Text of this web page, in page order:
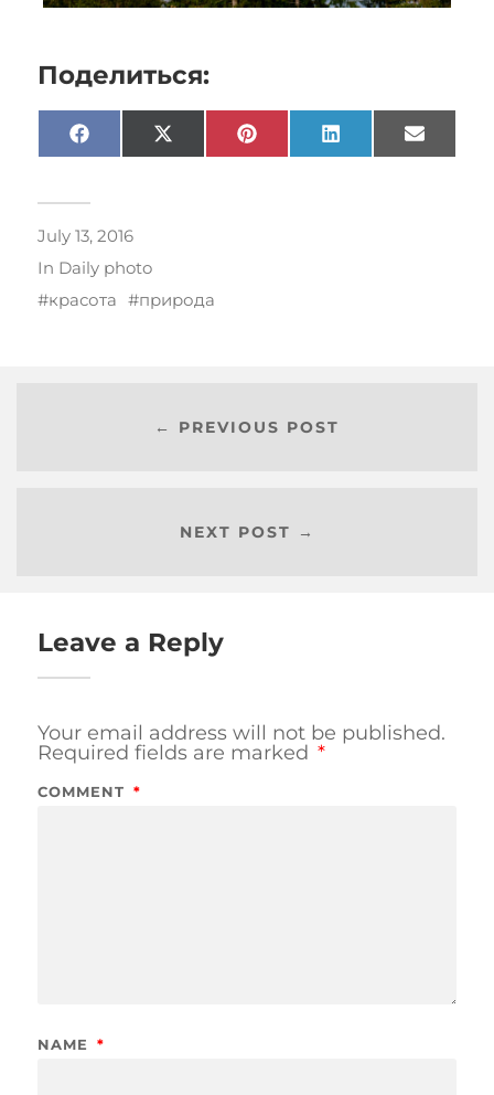
Поделиться:
Facebook X
(Twitter)
Pinterest LinkedIn Email
July 13, 2016
In Daily photo
красота
природа
← PREVIOUS POST
NEXT POST →
Leave a Reply
Your email address will not be published.
Required fields are marked *
COMMENT *
NAME *